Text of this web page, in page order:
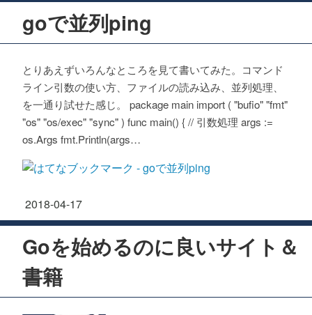
goで並列ping
とりあえずいろんなところを見て書いてみた。コマンド
ライン引数の使い方、ファイルの読み込み、並列処理、
を一通り試せた感じ。 package main import ( "bufio" "fmt"
"os" "os/exec" "sync" ) func main() { // 引数処理 args :=
os.Args fmt.Println(args…
2018-04-17
Goを始めるのに良いサイト＆
書籍